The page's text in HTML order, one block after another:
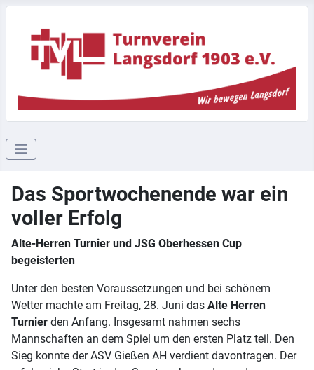
Das Sportwochenende war ein
voller Erfolg
Alte-Herren Turnier und JSG Oberhessen Cup
begeisterten
Unter den besten Voraussetzungen und bei schönem
Wetter machte am Freitag, 28. Juni das Alte Herren
Turnier den Anfang. Insgesamt nahmen sechs
Mannschaften an dem Spiel um den ersten Platz teil. Den
Sieg konnte der ASV Gießen AH verdient davontragen. Der